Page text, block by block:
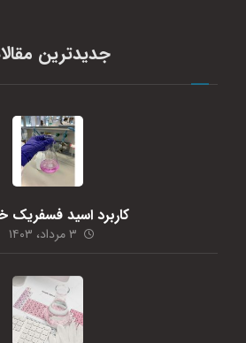
جدیدترین
کاربرد اسید فسفریک
۳ مرداد، ۱۴۰۳